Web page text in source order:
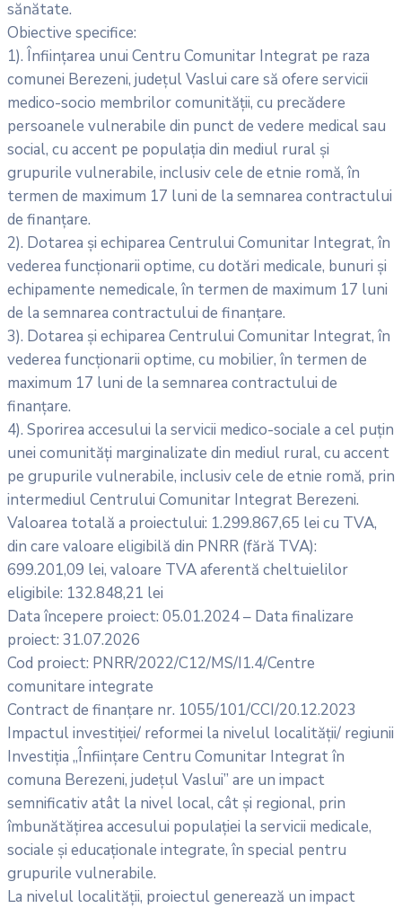
sănătate.
Obiective specifice:
1). Înființarea unui Centru Comunitar Integrat pe raza
comunei Berezeni, județul Vaslui care să ofere servicii
medico-socio membrilor comunității, cu precădere
persoanele vulnerabile din punct de vedere medical sau
social, cu accent pe populația din mediul rural și
grupurile vulnerabile, inclusiv cele de etnie romă, în
termen de maximum 17 luni de la semnarea contractului
de finanțare.
2). Dotarea și echiparea Centrului Comunitar Integrat, în
vederea funcționarii optime, cu dotări medicale, bunuri şi
echipamente nemedicale, în termen de maximum 17 luni
de la semnarea contractului de finanțare.
3). Dotarea și echiparea Centrului Comunitar Integrat, în
vederea funcționarii optime, cu mobilier, în termen de
maximum 17 luni de la semnarea contractului de
finanțare.
4). Sporirea accesului la servicii medico-sociale a cel puțin
unei comunități marginalizate din mediul rural, cu accent
pe grupurile vulnerabile, inclusiv cele de etnie romă, prin
intermediul Centrului Comunitar Integrat Berezeni.
Valoarea totală a proiectului: 1.299.867,65 lei cu TVA,
din care valoare eligibilă din PNRR (fără TVA):
699.201,09 lei, valoare TVA aferentă cheltuielilor
eligibile: 132.848,21 lei
Data începere proiect: 05.01.2024 – Data finalizare
proiect: 31.07.2026
Cod proiect: PNRR/2022/C12/MS/I1.4/Centre
comunitare integrate
Contract de finanțare nr. 1055/101/CCI/20.12.2023
Impactul investiției/ reformei la nivelul localității/ regiunii
Investiția „Înființare Centru Comunitar Integrat în
comuna Berezeni, județul Vaslui” are un impact
semnificativ atât la nivel local, cât și regional, prin
îmbunătățirea accesului populației la servicii medicale,
sociale și educaționale integrate, în special pentru
grupurile vulnerabile.
La nivelul localității, proiectul generează un impact